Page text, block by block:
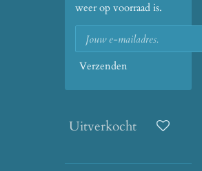
weer op voorraad is.
Verzenden
Uitverkocht